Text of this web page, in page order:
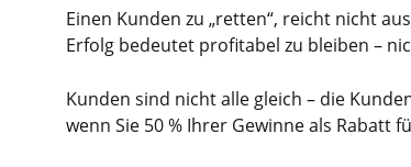
Einen Kunden zu „retten“, reicht nicht
Erfolg bedeutet profitabel zu bleiben –
Kunden sind nicht alle gleich – die
wenn Sie 50 % Ihrer Gewinne als